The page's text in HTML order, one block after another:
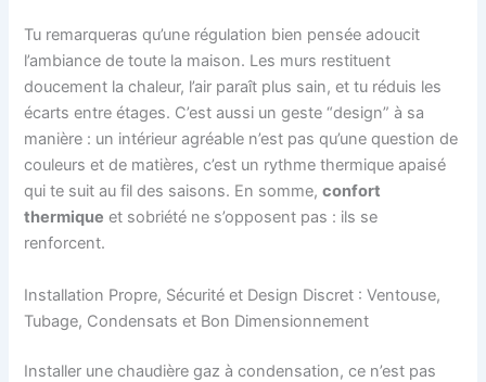
Tu remarqueras qu’une régulation bien pensée adoucit
l’ambiance de toute la maison. Les murs restituent
doucement la chaleur, l’air paraît plus sain, et tu réduis les
écarts entre étages. C’est aussi un geste “design” à sa
manière : un intérieur agréable n’est pas qu’une question de
couleurs et de matières, c’est un rythme thermique apaisé
qui te suit au fil des saisons. En somme,confort
thermique et sobriété ne s’opposent pas : ils se
renforcent.
Installation Propre, Sécurité et Design Discret : Ventouse,
Tubage, Condensats et Bon Dimensionnement
Installer une chaudière gaz à condensation, ce n’est pas